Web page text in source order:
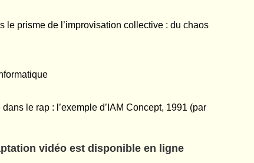
le prisme de l’improvisation collective : du chaos
le rap : l’exemple d’IAM Concept, 1991 (par
vidéo est disponible en ligne